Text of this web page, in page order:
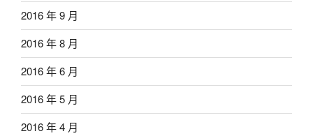
2016 年 9 月
2016 年 8 月
2016 年 6 月
2016 年 5 月
2016 年 4 月